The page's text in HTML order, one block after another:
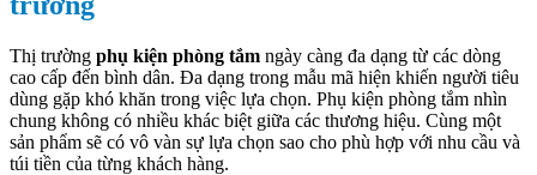
Thị trường phụ kiện phòng tắm ngày càng đa dạng từ các dòng
cao cấp đến bình dân. Đa dạng trong mẫu mã hiện khiến người tiêu
dùng gặp khó khăn trong việc lựa chọn. Phụ kiện phòng tắm nhìn
chung không có nhiều khác biệt giữa các thương hiệu. Cùng một
sản phẩm sẽ có vô vàn sự lựa chọn sao cho phù hợp với nhu cầu và
túi tiền của từng khách hàng.